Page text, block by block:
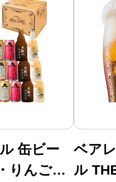
缶ビー
りんごの
ベア
ル